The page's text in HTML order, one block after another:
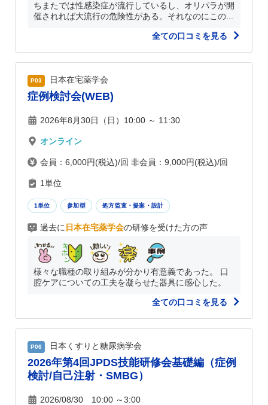
ちまたでは性感染症が流行しているし、オリパラが開
催されれば大流行の危険性がある。それなのにこの...
全ての口コミを見る
P03 日本在宅薬学会
症例検討会(WEB)
2026年8月30日（日）10:00 ～ 11:30
オンライン
会員：6,000円(税込)/回 非会員：9,000円(税込)/回
1単位
1単位 参加型 処方監査・提案・設計
過去に 日本在宅薬学会の研修を受けた方の声
様々な職種の取り組みが分かり有意義であった。 口
腔ケアについての工夫を凝らせた器具に感心した。
全ての口コミを見る
P06 日本くすりと糖尿病学会
2026年第4回JPDS技能研修会基礎編（症例
検討/自己注射・SMBG）
2026/08/30 10:00 ～3:00